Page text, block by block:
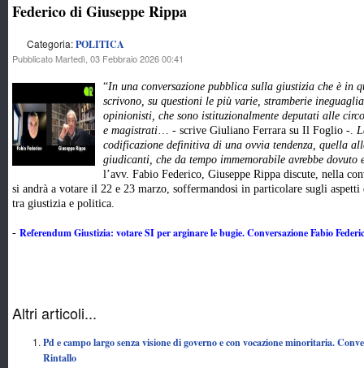
Federico di Giuseppe Rippa
Categoria:POLITICA
Pubblicato Martedì, 03 Febbraio 2026 00:41
“In una conversazione pubblica sulla giustizia che è in
scrivono, su questioni le più varie, stramberie
opinionisti, che sono istituzionalmente deputati alle
e magistrati… - scrive Giuliano Ferrara su Il Foglio -.
codificazione definitiva di una ovvia tendenza, quella
giudicanti, che da tempo immemorabile avrebbe dovuto
l’avv. Fabio Federico, Giuseppe Rippa discute, nella
si andrà a votare il 22 e 23 marzo, soffermandosi in particolare sugli
tra giustizia e politica.
- Referendum Giustizia: votare SI per arginare le bugie. Conversazione Fabio
Altri articoli...
Pd e campo largo senza visione di governo e con vocazione minoritaria.
Rintallo